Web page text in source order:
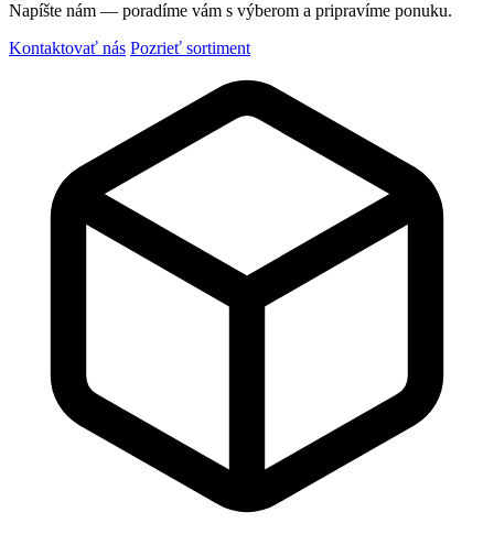
Napíšte nám — poradíme vám s výberom a pripravíme ponuku.
Kontaktovať nás Pozrieť sortiment